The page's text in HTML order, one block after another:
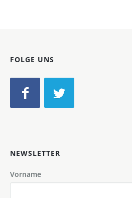
FOLGE UNS
NEWSLETTER
Vorname